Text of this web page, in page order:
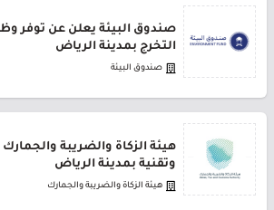
صندوق البيئة يعلن عن توفر
التخرج بمدينة الرياض
صندوق البيئة
هيئة الزكاة والضريبة
وتقنية بمدينة الرياض
هيئة الزكاة والضريبة والجمارك